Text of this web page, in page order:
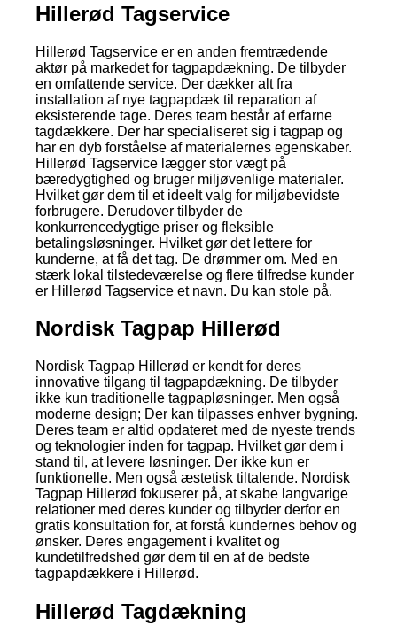
Hillerød Tagservice
Hillerød Tagservice er en anden fremtrædende
aktør på markedet for tagpapdækning. De tilbyder
en omfattende service. Der dækker alt fra
installation af nye tagpapdæk til reparation af
eksisterende tage. Deres team består af erfarne
tagdækkere. Der har specialiseret sig i tagpap og
har en dyb forståelse af materialernes egenskaber.
Hillerød Tagservice lægger stor vægt på
bæredygtighed og bruger miljøvenlige materialer.
Hvilket gør dem til et ideelt valg for miljøbevidste
forbrugere. Derudover tilbyder de
konkurrencedygtige priser og fleksible
betalingsløsninger. Hvilket gør det lettere for
kunderne, at få det tag. De drømmer om. Med en
stærk lokal tilstedeværelse og flere tilfredse kunder
er Hillerød Tagservice et navn. Du kan stole på.
Nordisk Tagpap Hillerød
Nordisk Tagpap Hillerød er kendt for deres
innovative tilgang til tagpapdækning. De tilbyder
ikke kun traditionelle tagpapløsninger. Men også
moderne design; Der kan tilpasses enhver bygning.
Deres team er altid opdateret med de nyeste trends
og teknologier inden for tagpap. Hvilket gør dem i
stand til, at levere løsninger. Der ikke kun er
funktionelle. Men også æstetisk tiltalende. Nordisk
Tagpap Hillerød fokuserer på, at skabe langvarige
relationer med deres kunder og tilbyder derfor en
gratis konsultation for, at forstå kundernes behov og
ønsker. Deres engagement i kvalitet og
kundetilfredshed gør dem til en af de bedste
tagpapdækkere i Hillerød.
Hillerød Tagdækning